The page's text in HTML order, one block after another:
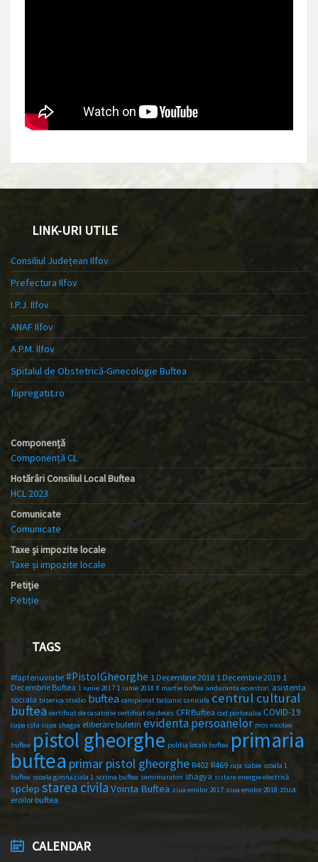
LINK-URI UTILE
Consiliul Județean Ilfov
Prefectura Ilfov
I.P.J. Ilfov
ANAF Ilfov
A.P.M. Ilfov
Spitalul de Obstetrică-Ginecologie Buftea
fiipregatit.ro
Componență
Componență CL
Hotărâri Consiliul Local Buftea
HCL 2023
Comunicate
Comunicate
Taxe și impozite locale
Taxe și impozite locale
Petiție
Petiție
TAGS
#faptenuvorbe #PistolGheorghe 1 Decembrie 2018 1 Decembrie 2019 1
Decembrie Buftea 1 iunie 2017 1 iunie 2018 8 martie buftea anduranta ecvestra\ asistenta
sociala biserica studio buftea campionat balcanic canicula centrul cultural
buftea certificat de casatorie certificat de deces CFR Buftea cod portocaliu COVID-19
cupa csta cupa shagya eliberare buletin evidenta persoanelor mos nicolae
buftea pistol gheorghe politia locala buftea primaria
buftea primar pistol gheorghe R402 R469 raja sabie scoala 1
buftea scoala gimnaziala 1 scrima buftea semimaraton shagya sistare energie electrică
spclep starea civila Vointa Buftea ziua eroilor 2017 ziua eroilor 2018 ziua
eroilor buftea
CALENDAR